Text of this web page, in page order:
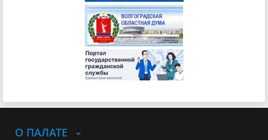
О ПАЛАТЕ